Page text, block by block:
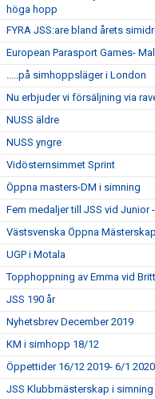
höga hopp
FYRA JSS:are bland årets
European Parasport Games-
.....på simhoppsläger i London
Nu erbjuder vi försäljning via
NUSS äldre
NUSS yngre
Vidösternsimmet Sprint
Öppna masters-DM i simning
Fem medaljer till JSS vid Junior
Västsvenska Öppna
UGP i Motala
Topphoppning av Emma vid
JSS 190 år
Nyhetsbrev December 2019
KM i simhopp 18/12
Öppettider 16/12 2019- 6/1 2020
JSS Klubbmästerskap i